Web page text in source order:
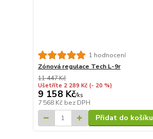
1 hodnocení
Zónová regulace Tech L-9r
11 447 Kč
Ušetříte 2 289 Kč (- 20 %)
9 158 Kč/ks
7 568 Kč bez DPH
Přidat do košíku